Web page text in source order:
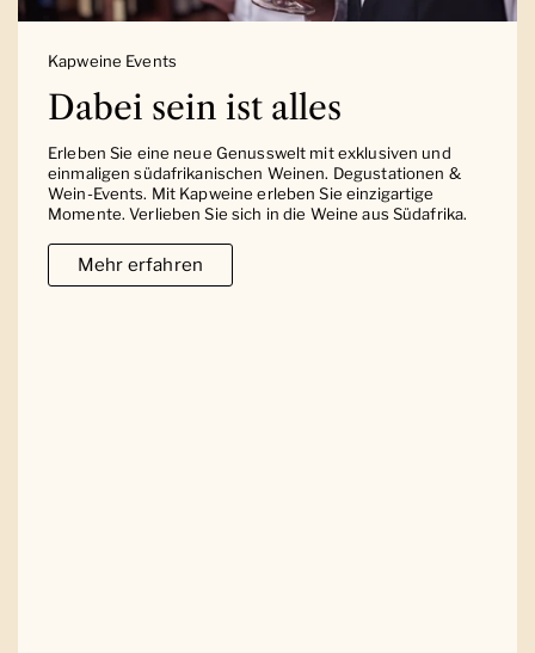
Kapweine Events
Dabei sein ist alles
Erleben Sie eine neue Genusswelt mit exklusiven und
einmaligen südafrikanischen Weinen. Degustationen &
Wein-Events. Mit Kapweine erleben Sie einzigartige
Momente. Verlieben Sie sich in die Weine aus Südafrika.
Mehr erfahren